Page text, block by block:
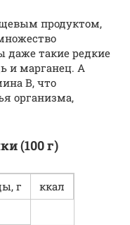
продуктом,
даже такие редкие
и марганец. А
В, что
организма,
(100 г)
г
ккал